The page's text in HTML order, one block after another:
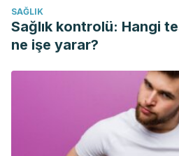
Vaca M. Beneficios de la
Invest Bioméd. 2017. Disponible
http://scielo.sld.cu/scielo.php?
script=sci_arttext&pid=S0864-
03002017000200022&lng=es.
Alves de Almeida P y Marques
para estudiantes con lesión de
SAĞLIK
Sağlık kontrolü: Hangi
ne işe yarar?